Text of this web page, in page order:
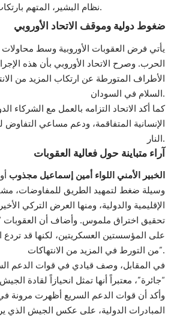
نظام البشير، المتهم بارتكاب أعمال قمعية واسعة.
ضغوط دولية وموقف الاتحاد الأوروبي
يأتي فرض العقوبات الأوروبية وسط محاولات
الحرب. وصرح الاتحاد الأوروبي بأن هذه
الأطراف المتورطة عن ارتكاب المزيد من
السلام في السودان.
كما أكد الاتحاد التزامه بالعمل مع الشركاء
الإنسانية المتفاقمة، ودعم مساعي
النار.
آراء متباينة حول فعالية العقوبات
الخبير الأمني اللواء أمين إسماعيل مجذوب
وسيلة ضغط لتمهيد الطريق للمفاوضات،
الإقليمية والدولية، ومنها العرض التركي
تحقيق اختراق ملموس. وأضاف أن العقوبات
على المؤسستين العسكريتين، لكنها قد تردع
من التورط في المزيد من الانتهاكات”.
في المقابل، وصف قيادي في قوات الدعم
“جائرة”، معتبراً أنها تمثل انحيازاً لقادة
وأكد أن قوات الدعم السريع أظهرت مرونة
المبادرات الدولية، على عكس الجيش الذي